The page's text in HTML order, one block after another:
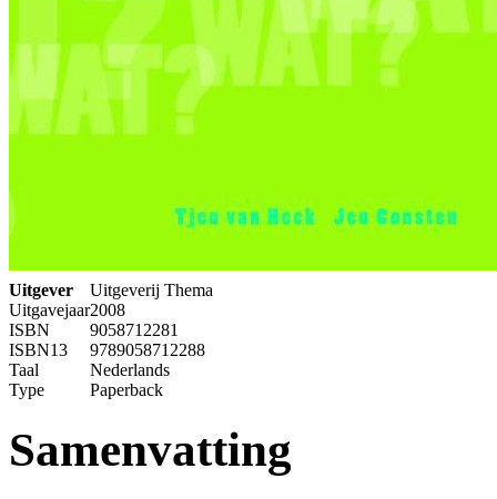
Uitgever
Uitgeverij Thema
Uitgavejaar2008
ISBN
9058712281
ISBN13
9789058712288
Taal
Nederlands
Type
Paperback
Samenvatting